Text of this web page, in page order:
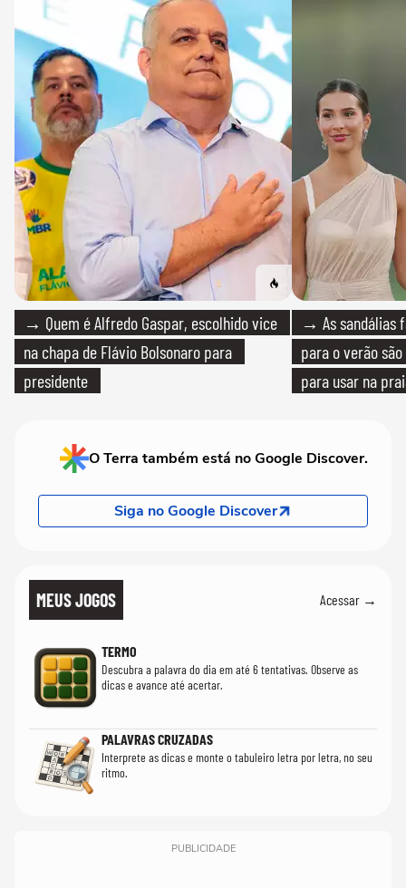
→ Quem é Alfredo Gaspar, escolhido vice
na chapa de Flávio Bolsonaro para
presidente
→ As sandálias
para o verão
para usar na
O Terra também está no Google Discover.
Siga no Google Discover
MEUS JOGOS Acessar →
TERMO
Descubra a palavra do dia em até 6 tentativas. Observe as
dicas e avance até acertar.
PALAVRAS CRUZADAS
Interprete as dicas e monte o tabuleiro letra por letra, no seu
ritmo.
PUBLICIDADE